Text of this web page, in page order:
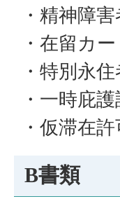
・精神障
・在留カー
・特別永
・一時庇
・仮滞在
B書類